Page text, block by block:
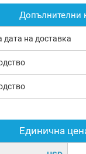
Единична
Допълнителни
дата на доставка